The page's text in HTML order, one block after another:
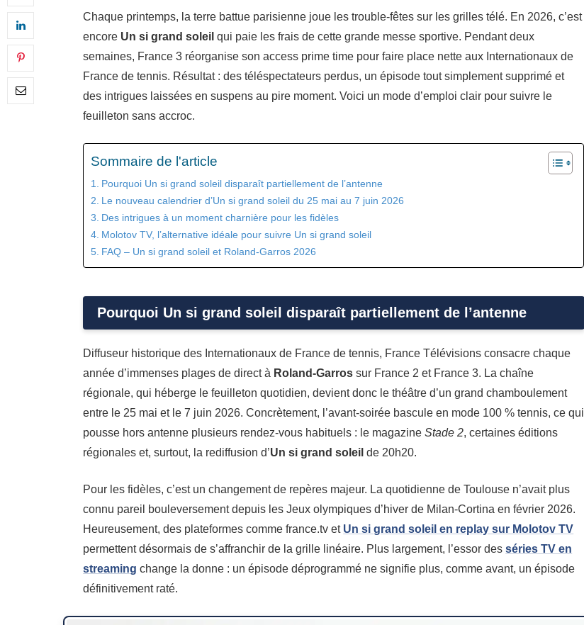
Chaque printemps, la terre battue parisienne joue les trouble-fêtes sur les grilles télé. En 2026, c’est
encore Un si grand soleil qui paie les frais de cette grande messe sportive. Pendant deux
semaines, France 3 réorganise son access prime time pour faire place nette aux Internationaux de
France de tennis. Résultat : des téléspectateurs perdus, un épisode tout simplement supprimé et
des intrigues laissées en suspens au pire moment. Voici un mode d’emploi clair pour suivre le
feuilleton sans accroc.
Sommaire de l'article
Pourquoi Un si grand soleil disparaît partiellement de l’antenne
Le nouveau calendrier d’Un si grand soleil du 25 mai au 7 juin 2026
Des intrigues à un moment charnière pour les fidèles
Molotov TV, l’alternative idéale pour suivre Un si grand soleil
FAQ – Un si grand soleil et Roland-Garros 2026
Pourquoi Un si grand soleil disparaît partiellement de l’antenne
Diffuseur historique des Internationaux de France de tennis, France Télévisions consacre chaque
année d’immenses plages de direct à Roland-Garros sur France 2 et France 3. La chaîne
régionale, qui héberge le feuilleton quotidien, devient donc le théâtre d’un grand chamboulement
entre le 25 mai et le 7 juin 2026. Concrètement, l’avant-soirée bascule en mode 100 % tennis, ce qui
pousse hors antenne plusieurs rendez-vous habituels : le magazineStade 2, certaines éditions
régionales et, surtout, la rediffusion d’Un si grand soleil de 20h20.
Pour les fidèles, c’est un changement de repères majeur. La quotidienne de Toulouse n’avait plus
connu pareil bouleversement depuis les Jeux olympiques d’hiver de Milan-Cortina en février 2026.
Heureusement, des plateformes comme france.tv et Un si grand soleil en replay sur Molotov TV
permettent désormais de s’affranchir de la grille linéaire. Plus largement, l’essor desséries TV en
streaming change la donne : un épisode déprogrammé ne signifie plus, comme avant, un épisode
définitivement raté.